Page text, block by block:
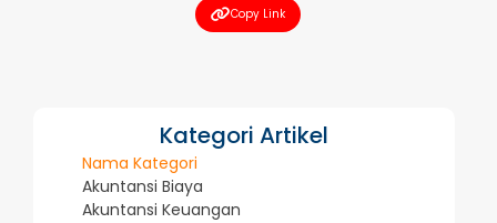
Copy Link
Kategori Artikel
Nama Kategori
Akuntansi Biaya
Akuntansi Keuangan